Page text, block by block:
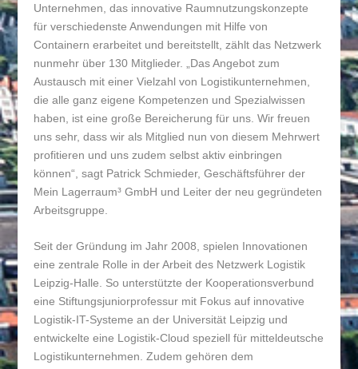
Unternehmen, das innovative Raumnutzungskonzepte
für verschiedenste Anwendungen mit Hilfe von
Containern erarbeitet und bereitstellt, zählt das Netzwerk
nunmehr über 130 Mitglieder. „Das Angebot zum
Austausch mit einer Vielzahl von Logistikunternehmen,
die alle ganz eigene Kompetenzen und Spezialwissen
haben, ist eine große Bereicherung für uns. Wir freuen
uns sehr, dass wir als Mitglied nun von diesem Mehrwert
profitieren und uns zudem selbst aktiv einbringen
können“, sagt Patrick Schmieder, Geschäftsführer der
Mein Lagerraum³ GmbH und Leiter der neu gegründeten
Arbeitsgruppe.
Seit der Gründung im Jahr 2008, spielen Innovationen
eine zentrale Rolle in der Arbeit des Netzwerk Logistik
Leipzig-Halle. So unterstützte der Kooperationsverbund
eine Stiftungsjuniorprofessur mit Fokus auf innovative
Logistik-IT-Systeme an der Universität Leipzig und
entwickelte eine Logistik-Cloud speziell für mitteldeutsche
Logistikunternehmen. Zudem gehören dem